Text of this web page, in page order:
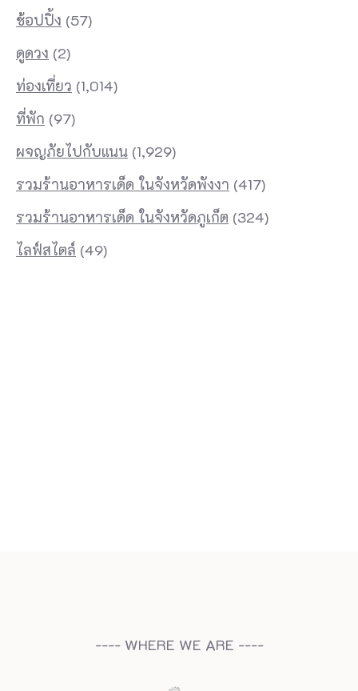
ช้อปปิ้ง (57)
ดูดวง (2)
ท่องเที่ยว (1,014)
ที่พัก (97)
ผจญภัยไปกับแนน (1,929)
รวมร้านอาหารเด็ด ในจังหวัดพังงา (417)
รวมร้านอาหารเด็ด ในจังหวัดภูเก็ต (324)
ไลฟ์สไตล์ (49)
---- WHERE WE ARE ----